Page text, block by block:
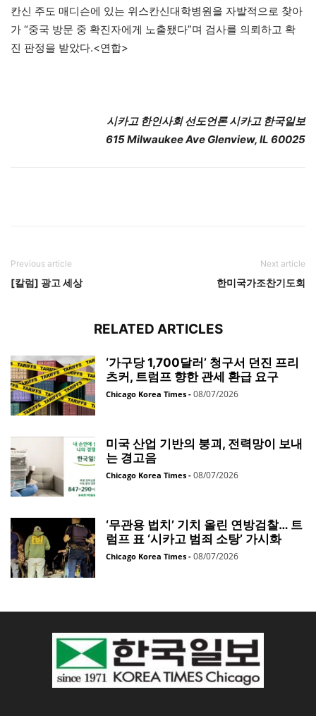
칸신 주도 매디슨에 있는 위스칸신대학병원을 자발적으로 찾아
가 “중국 방문 중 확진자에게 노출됐다”며 검사를 의뢰하고 확
진 판정을 받았다.<연합>
시카고 한인사회 선도언론 시카고 한국일보
615 Milwaukee Ave Glenview, IL 60025
Previous article
[칼럼] 광고 세상
Next article
한미국가조찬기도회
RELATED ARTICLES
‘가구당 1,700달러’ 청구서 던진 프리
츠커, 트럼프 향한 관세 환급 요구
Chicago Korea Times - 08/07/2026
미국 산업 기반의 붕괴, 전력망이 보내
는 경고음
Chicago Korea Times - 08/07/2026
‘무관용 법치’ 기치 올린 연방검찰… 트
럼프 표 ‘시카고 범죄 소탕’ 가시화
Chicago Korea Times - 08/07/2026